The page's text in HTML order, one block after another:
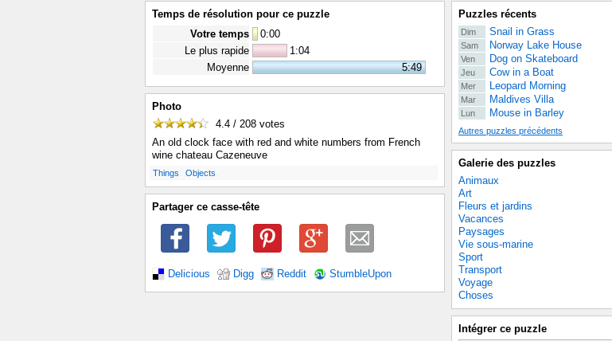
Temps de résolution pour ce puzzle
Votre temps
0:00
Le plus rapide
1:04
Moyenne
5:49
Photo
4.4 / 208 votes
An old clock face with red and white numbers from French
wine chateau Cazeneuve
Things Objects
Partager ce casse-tête
Delicious Digg Reddit StumbleUpon
Puzzles récents
Dim Snail in Grass
Sam Norway Lake House
Ven Dog on Skateboard
Jeu Cow in a Boat
Mer Leopard Morning
Mar Maldives Villa
Lun Mouse in Barley
Autres puzzles précédents
Galerie des puzzles
Animaux
Art
Fleurs et jardins
Vacances
Paysages
Vie sous-marine
Sport
Transport
Voyage
Choses
Intégrer ce puzzle